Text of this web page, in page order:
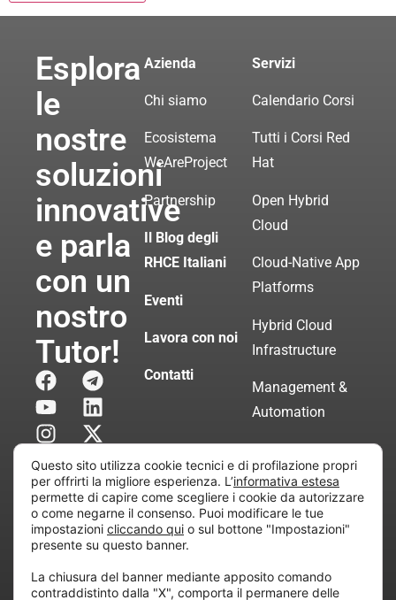
Esplora
le
nostre
soluzioni
innovative
e parla
con un
nostro
Tutor!
Azienda
Chi siamo
Ecosistema
WeAreProject
Partnership
Il Blog degli
RHCE Italiani
Eventi
Lavora con noi
Contatti
Servizi
Calendario Corsi
Tutti i Corsi Red
Hat
Open Hybrid
Cloud
Cloud-Native App
Platforms
Hybrid Cloud
Infrastructure
Management &
Automation
Servizi di
Consulenza
Certificata
all’attività di direzione e coordinamento di “Project
Questo sito utilizza cookie tecnici e di profilazione propri
per offrirti la migliore esperienza. L’informativa estesa
permette di capire come scegliere i cookie da autorizzare
o come negarne il consenso. Puoi modificare le tue
impostazioni cliccando qui o sul bottone "Impostazioni"
presente su questo banner.
La chiusura del banner mediante apposito comando
contraddistinto dalla "X", comporta il permanere delle